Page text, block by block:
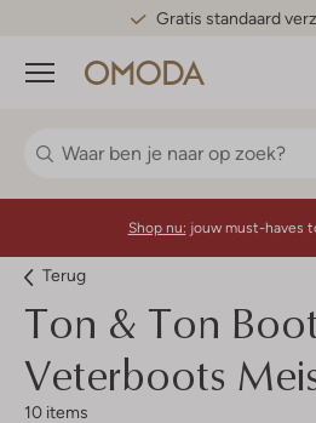
Gratis standaard
Menu
Shop nu: jouw must-haves
Terug
Ton & Ton
Veterboots
10 items